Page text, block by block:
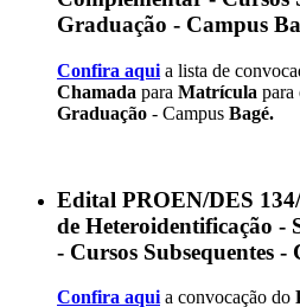
Graduação - Campus
Confira aqui a lista de
Chamada para Matrícula para
Graduação - Campus Bagé.
Edital PROEN/DES
de Heteroidentificação -
- Cursos Subsequentes
Confira aqui a convocação do